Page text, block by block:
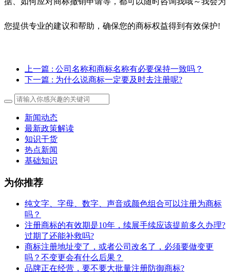
您提供专业的建议和帮助，确保您的商标权益得到有效保护!
上一篇 : 公司名称和商标名称有必要保持一致吗？
下一篇 : 为什么说商标一定要及时去注册呢?
新闻动态
最新政策解读
知识干货
热点新闻
基础知识
为你推荐
纯文字、字母、数字、声音或颜色组合可以注册为商标
吗？
注册商标的有效期是10年，续展手续应该提前多久办理?
过期了还能补救吗?
商标注册地址变了，或者公司改名了，必须要做变更
吗？不变更会有什么后果？
​品牌正在经营，要不要大批量注册防御商标?